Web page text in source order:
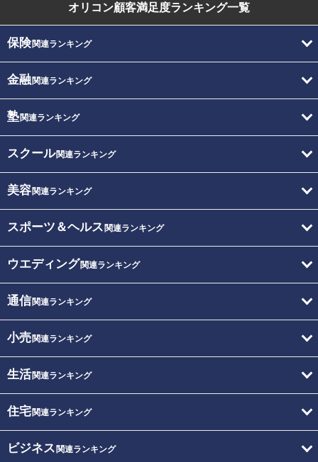
オリコン顧客満足度ランキング一覧
保険関連ランキング
金融関連ランキング
塾関連ランキング
スクール関連ランキング
美容関連ランキング
スポーツ＆ヘルス 関連ランキング
ウエディング関連ランキング
通信関連ランキング
小売関連ランキング
生活関連ランキング
住宅関連ランキング
ビジネス 関連ランキング